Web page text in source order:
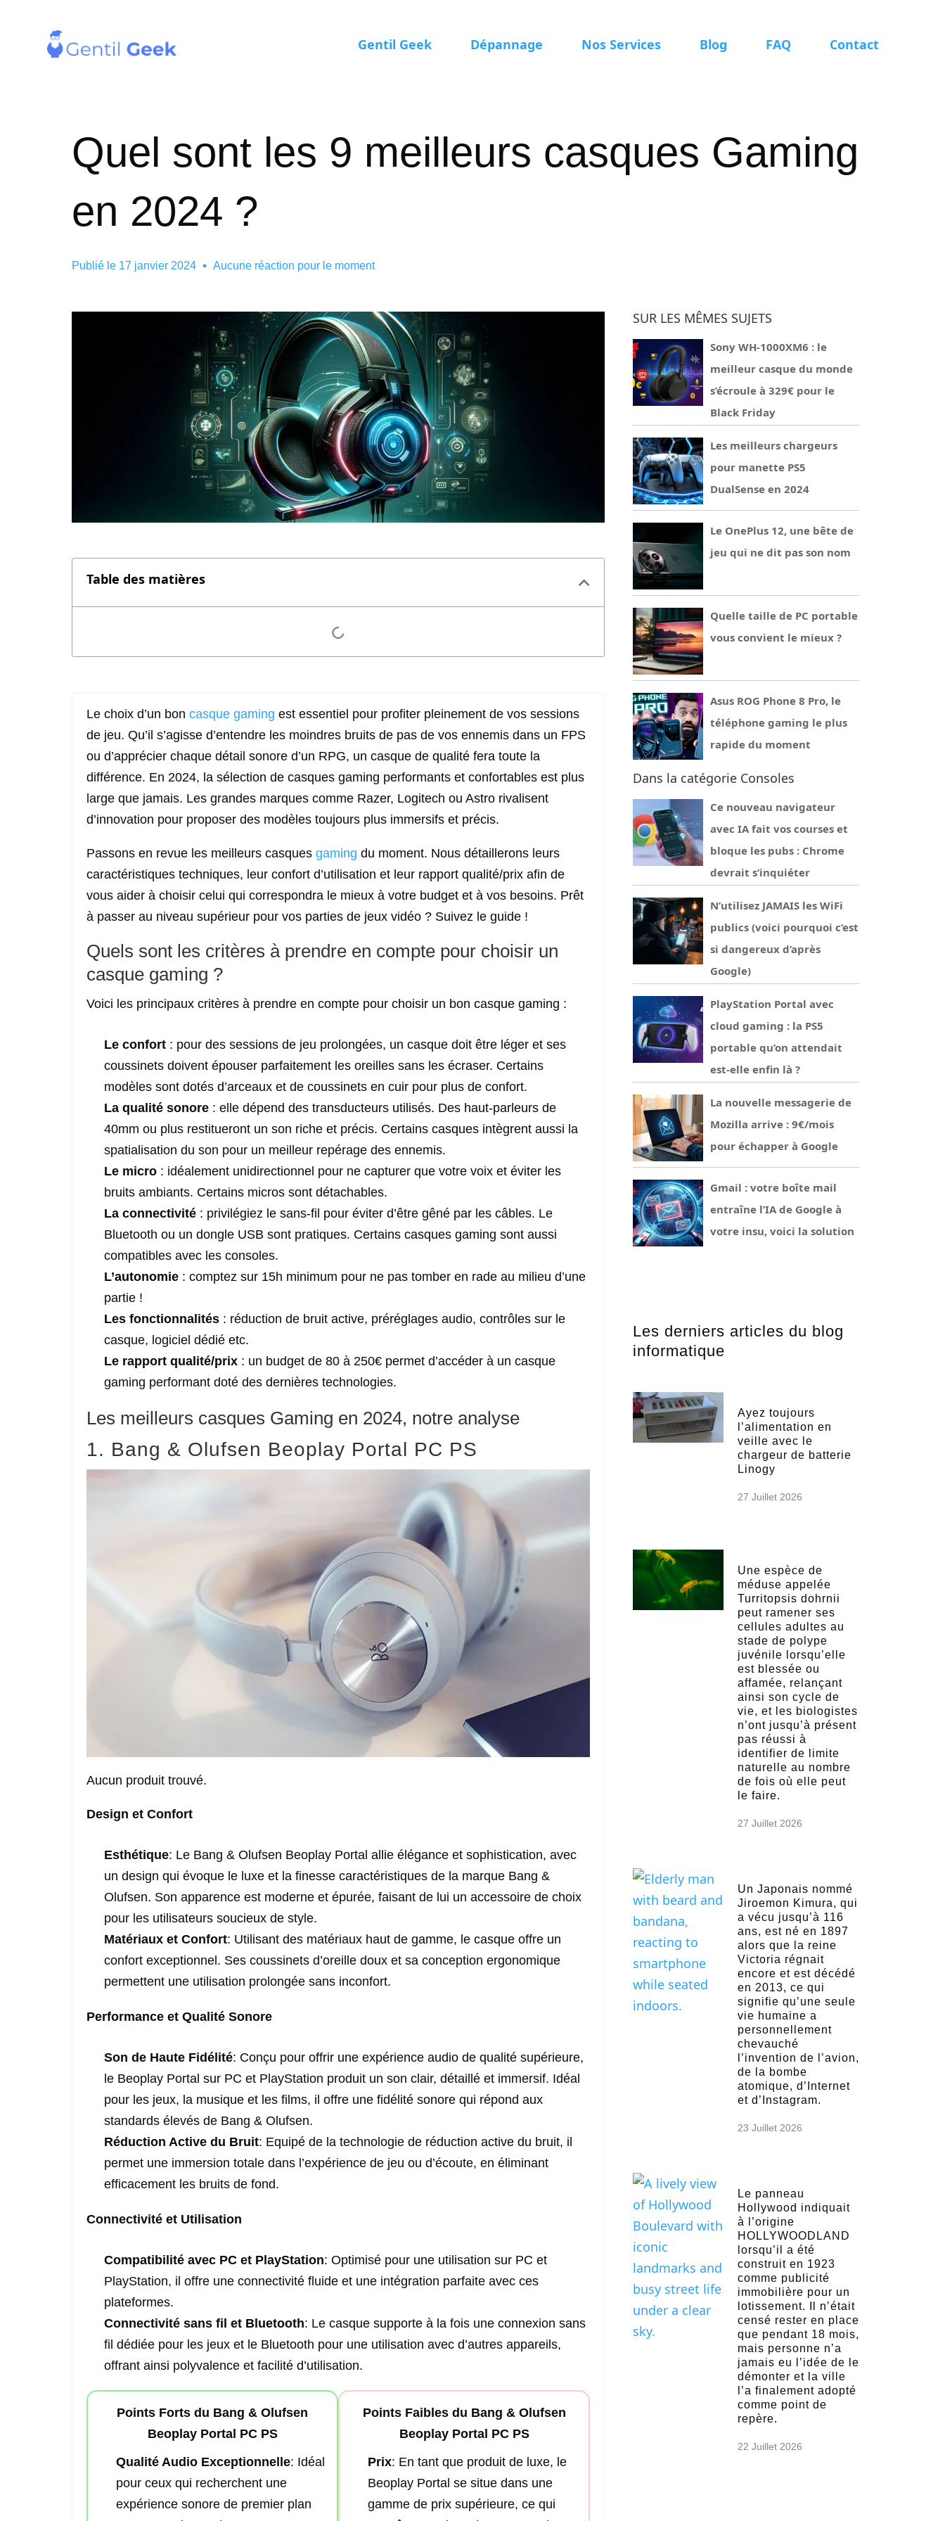
Gentil Geek Dépannage Nos Services Blog FAQ Contact
Quel sont les 9 meilleurs casques Gaming
en 2024 ?
Publié le 17 janvier 2024 Aucune réaction pour le moment
Table des matières
Le choix d’un bon casque gaming est essentiel pour profiter pleinement de vos sessions
de jeu. Qu’il s’agisse d’entendre les moindres bruits de pas de vos ennemis dans un FPS
ou d’apprécier chaque détail sonore d’un RPG, un casque de qualité fera toute la
différence. En 2024, la sélection de casques gaming performants et confortables est plus
large que jamais. Les grandes marques comme Razer, Logitech ou Astro rivalisent
d’innovation pour proposer des modèles toujours plus immersifs et précis.
Passons en revue les meilleurs casques gaming du moment. Nous détaillerons leurs
caractéristiques techniques, leur confort d’utilisation et leur rapport qualité/prix afin de
vous aider à choisir celui qui correspondra le mieux à votre budget et à vos besoins. Prêt
à passer au niveau supérieur pour vos parties de jeux vidéo ? Suivez le guide !
Quels sont les critères à prendre en compte pour choisir un
casque gaming ?
Voici les principaux critères à prendre en compte pour choisir un bon casque gaming :
Le confort : pour des sessions de jeu prolongées, un casque doit être léger et ses
coussinets doivent épouser parfaitement les oreilles sans les écraser. Certains
modèles sont dotés d’arceaux et de coussinets en cuir pour plus de confort.
La qualité sonore : elle dépend des transducteurs utilisés. Des haut-parleurs de
40mm ou plus restitueront un son riche et précis. Certains casques intègrent aussi la
spatialisation du son pour un meilleur repérage des ennemis.
Le micro : idéalement unidirectionnel pour ne capturer que votre voix et éviter les
bruits ambiants. Certains micros sont détachables.
La connectivité : privilégiez le sans-fil pour éviter d’être gêné par les câbles. Le
Bluetooth ou un dongle USB sont pratiques. Certains casques gaming sont aussi
compatibles avec les consoles.
L’autonomie : comptez sur 15h minimum pour ne pas tomber en rade au milieu d’une
partie !
Les fonctionnalités : réduction de bruit active, préréglages audio, contrôles sur le
casque, logiciel dédié etc.
Le rapport qualité/prix : un budget de 80 à 250€ permet d’accéder à un casque
gaming performant doté des dernières technologies.
Les meilleurs casques Gaming en 2024, notre analyse
1. Bang & Olufsen Beoplay Portal PC PS
Aucun produit trouvé.
Design et Confort
Esthétique: Le Bang & Olufsen Beoplay Portal allie élégance et sophistication, avec
un design qui évoque le luxe et la finesse caractéristiques de la marque Bang &
Olufsen. Son apparence est moderne et épurée, faisant de lui un accessoire de choix
pour les utilisateurs soucieux de style.
Matériaux et Confort: Utilisant des matériaux haut de gamme, le casque offre un
confort exceptionnel. Ses coussinets d’oreille doux et sa conception ergonomique
permettent une utilisation prolongée sans inconfort.
Performance et Qualité Sonore
Son de Haute Fidélité: Conçu pour offrir une expérience audio de qualité supérieure,
le Beoplay Portal sur PC et PlayStation produit un son clair, détaillé et immersif. Idéal
pour les jeux, la musique et les films, il offre une fidélité sonore qui répond aux
standards élevés de Bang & Olufsen.
Réduction Active du Bruit: Equipé de la technologie de réduction active du bruit, il
permet une immersion totale dans l’expérience de jeu ou d’écoute, en éliminant
efficacement les bruits de fond.
Connectivité et Utilisation
Compatibilité avec PC et PlayStation: Optimisé pour une utilisation sur PC et
PlayStation, il offre une connectivité fluide et une intégration parfaite avec ces
plateformes.
Connectivité sans fil et Bluetooth: Le casque supporte à la fois une connexion sans
fil dédiée pour les jeux et le Bluetooth pour une utilisation avec d’autres appareils,
offrant ainsi polyvalence et facilité d’utilisation.
Points Forts du Bang & Olufsen
Beoplay Portal PC PS
Qualité Audio Exceptionnelle: Idéal
pour ceux qui recherchent une
expérience sonore de premier plan
Points Faibles du Bang & Olufsen
Beoplay Portal PC PS
Prix: En tant que produit de luxe, le
Beoplay Portal se situe dans une
gamme de prix supérieure, ce qui
SUR LES MÊMES SUJETS
Sony WH-1000XM6 : le
meilleur casque du monde
s’écroule à 329€ pour le
Black Friday
Les meilleurs chargeurs
pour manette PS5
DualSense en 2024
Le OnePlus 12, une bête de
jeu qui ne dit pas son nom
Quelle taille de PC portable
vous convient le mieux ?
Asus ROG Phone 8 Pro, le
téléphone gaming le plus
rapide du moment
Dans la catégorie Consoles
Ce nouveau navigateur
avec IA fait vos courses et
bloque les pubs : Chrome
devrait s’inquiéter
N’utilisez JAMAIS les WiFi
publics (voici pourquoi c’est
si dangereux d’après
Google)
PlayStation Portal avec
cloud gaming : la PS5
portable qu’on attendait
est-elle enfin là ?
La nouvelle messagerie de
Mozilla arrive : 9€/mois
pour échapper à Google
Gmail : votre boîte mail
entraîne l’IA de Google à
votre insu, voici la solution
Les derniers articles du blog
informatique
Ayez toujours
l’alimentation en
veille avec le
chargeur de batterie
Linogy
27 Juillet 2026
Une espèce de
méduse appelée
Turritopsis dohrnii
peut ramener ses
cellules adultes au
stade de polype
juvénile lorsqu’elle
est blessée ou
affamée, relançant
ainsi son cycle de
vie, et les biologistes
n’ont jusqu’à présent
pas réussi à
identifier de limite
naturelle au nombre
de fois où elle peut
le faire.
27 Juillet 2026
Un Japonais nommé
Jiroemon Kimura, qui
a vécu jusqu’à 116
ans, est né en 1897
alors que la reine
Victoria régnait
encore et est décédé
en 2013, ce qui
signifie qu’une seule
vie humaine a
personnellement
chevauché
l’invention de l’avion,
de la bombe
atomique, d’Internet
et d’Instagram.
23 Juillet 2026
Le panneau
Hollywood indiquait
à l’origine
HOLLYWOODLAND
lorsqu’il a été
construit en 1923
comme publicité
immobilière pour un
lotissement. Il n’était
censé rester en place
que pendant 18 mois,
mais personne n’a
jamais eu l’idée de le
démonter et la ville
l’a finalement adopté
comme point de
repère.
22 Juillet 2026